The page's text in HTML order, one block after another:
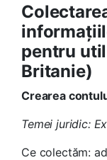
pentru
Britanie)
Crearea
Temei juridic:
Ce colectăm: